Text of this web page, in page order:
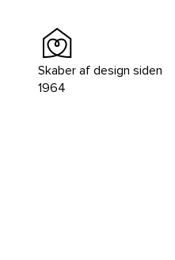
Skaber af design siden
1964